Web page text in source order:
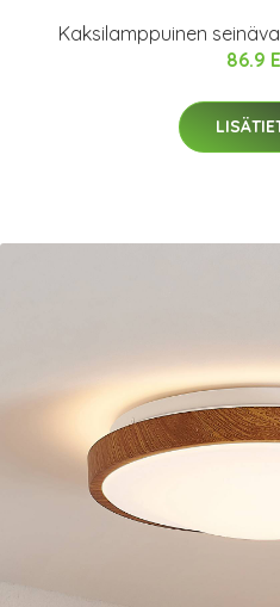
Kaksilamppuinen
86.9